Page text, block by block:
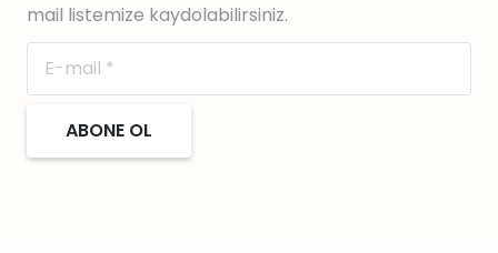
mail listemize kaydolabilirsiniz.
ABONE OL